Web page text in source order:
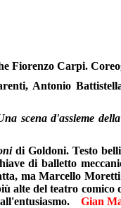
Fiorenzo Carpi.
Antonio
scena d'assieme
di Goldoni. Testo
di balletto
ma Marcello
alte del teatro
Gian